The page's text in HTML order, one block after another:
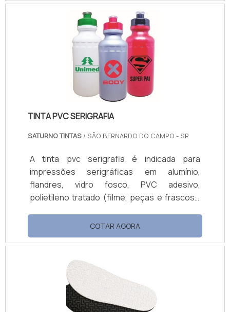
assim, que o atrito danifique os
componentes sólidos. Os óleos lubrificantes
industriais e as graxas são as substâncias
geralmente escolhidas para tais
procedimentos. ÓLEOS LUBRIFICANTES E
SUAS APLICAÇÕES NA INDÚSTRIAOs óle.
TINTA PVC SERIGRAFIA
SATURNO TINTAS / SÃO BERNARDO DO CAMPO - SP
A tinta pvc serigrafia é indicada para
impressões serigráficas em alumínio,
flandres, vidro fosco, PVC adesivo,
polietileno tratado (filme, peças e frascos),
tratado, acrílico, tyvec, fibra de vidro, tubos
de PVC, materiais poliuretânicos e diversos
tipos de nylon. Qualidades desse
produtoApresenta acabamento brilhante,
com boas características de dureza,
flexibilidade e excelente resistência a vários
agentes químicos, tais como: Produtos
COTAR AGORA